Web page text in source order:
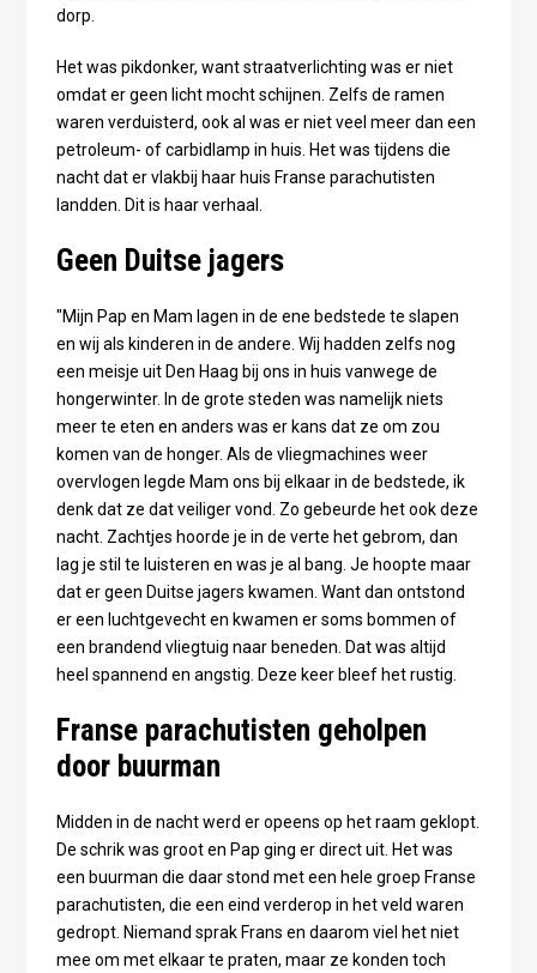
dorp.
Het was pikdonker, want straatverlichting was er niet
omdat er geen licht mocht schijnen. Zelfs de ramen
waren verduisterd, ook al was er niet veel meer dan een
petroleum- of carbidlamp in huis. Het was tijdens die
nacht dat er vlakbij haar huis Franse parachutisten
landden. Dit is haar verhaal.
Geen Duitse jagers
"Mijn Pap en Mam lagen in de ene bedstede te slapen
en wij als kinderen in de andere. Wij hadden zelfs nog
een meisje uit Den Haag bij ons in huis vanwege de
hongerwinter. In de grote steden was namelijk niets
meer te eten en anders was er kans dat ze om zou
komen van de honger. Als de vliegmachines weer
overvlogen legde Mam ons bij elkaar in de bedstede, ik
denk dat ze dat veiliger vond. Zo gebeurde het ook deze
nacht. Zachtjes hoorde je in de verte het gebrom, dan
lag je stil te luisteren en was je al bang. Je hoopte maar
dat er geen Duitse jagers kwamen. Want dan ontstond
er een luchtgevecht en kwamen er soms bommen of
een brandend vliegtuig naar beneden. Dat was altijd
heel spannend en angstig. Deze keer bleef het rustig.
Franse parachutisten geholpen
door buurman
Midden in de nacht werd er opeens op het raam geklopt.
De schrik was groot en Pap ging er direct uit. Het was
een buurman die daar stond met een hele groep Franse
parachutisten, die een eind verderop in het veld waren
gedropt. Niemand sprak Frans en daarom viel het niet
mee om met elkaar te praten, maar ze konden toch